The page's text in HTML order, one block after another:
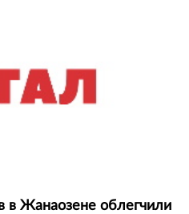
в Жанаозене облегчили